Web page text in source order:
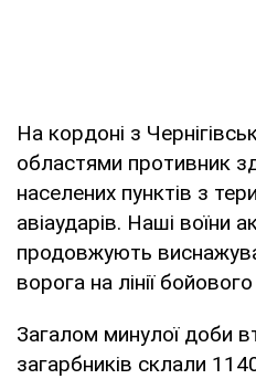
На кордоні з
областями противник
населених пунктів з
авіаударів. Наші воїни
продовжують
ворога на лінії
Загалом минулої доби
загарбників склали